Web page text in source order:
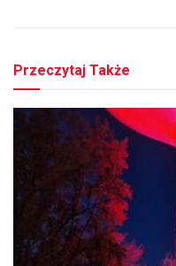
Przeczytaj Także